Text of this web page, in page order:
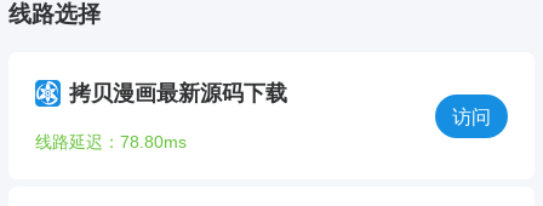
线路选择
拷贝漫画最新源码下载
线路延迟：78.80ms
访问